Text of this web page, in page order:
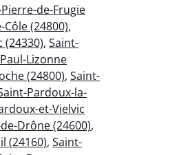
de-Frugie
(24800),
(24330), Saint-
Lizonne
(24800), Saint-
Pardoux-la-
et-Vielvic
Drône (24600),
(24160), Saint-